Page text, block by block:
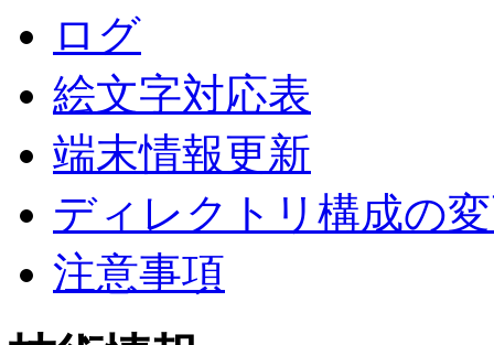
ログ
絵文字対応表
端末情報更新
ディレクトリ構成の
注意事項